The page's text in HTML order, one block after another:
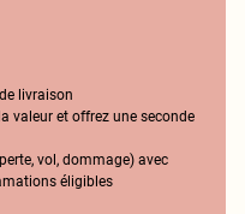
livraison
valeur et offrez une seconde
vol, dommage) avec
éligibles